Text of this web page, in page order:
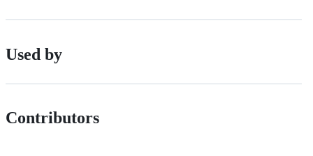
Used by
Contributors